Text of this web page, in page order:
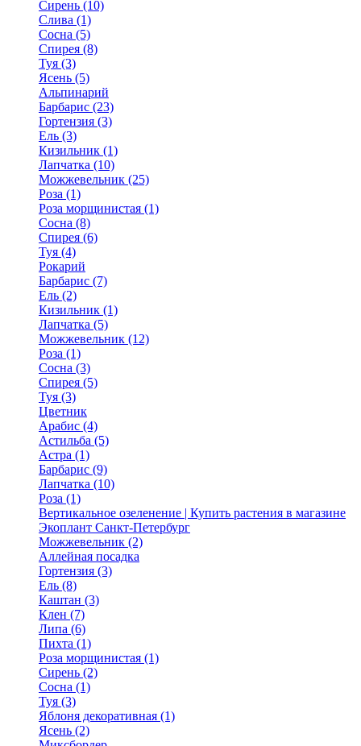
Сирень (10)
Слива (1)
Сосна (5)
Спирея (8)
Туя (3)
Ясень (5)
Альпинарий
Барбарис (23)
Гортензия (3)
Ель (3)
Кизильник (1)
Лапчатка (10)
Можжевельник (25)
Роза (1)
Роза морщинистая (1)
Сосна (8)
Спирея (6)
Туя (4)
Рокарий
Барбарис (7)
Ель (2)
Кизильник (1)
Лапчатка (5)
Можжевельник (12)
Роза (1)
Сосна (3)
Спирея (5)
Туя (3)
Цветник
Арабис (4)
Астильба (5)
Астра (1)
Барбарис (9)
Лапчатка (10)
Роза (1)
Вертикальное озеленение | Купить растения в магазине
Экоплант Санкт-Петербург
Можжевельник (2)
Аллейная посадка
Гортензия (3)
Ель (8)
Каштан (3)
Клен (7)
Липа (6)
Пихта (1)
Роза морщинистая (1)
Сирень (2)
Сосна (1)
Туя (3)
Яблоня декоративная (1)
Ясень (2)